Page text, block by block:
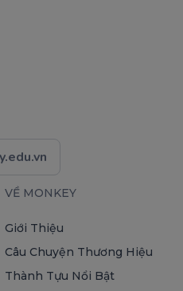
VỀ MONKEY
Giới Thiệu
Câu Chuyện Thương Hiệu
Thành Tựu Nổi Bật